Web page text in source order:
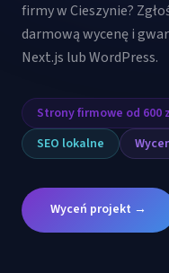
firmy w Cieszynie?
darmową wycenę i
Next.js lub WordPress.
Strony firmowe od 600
SEO lokalne
Wyceń projekt →